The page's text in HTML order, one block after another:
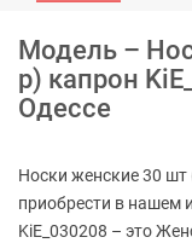
Модель –
р) капрон
Одессе
Носки женские 30 шт
приобрести в нашем
KiE_030208 – это